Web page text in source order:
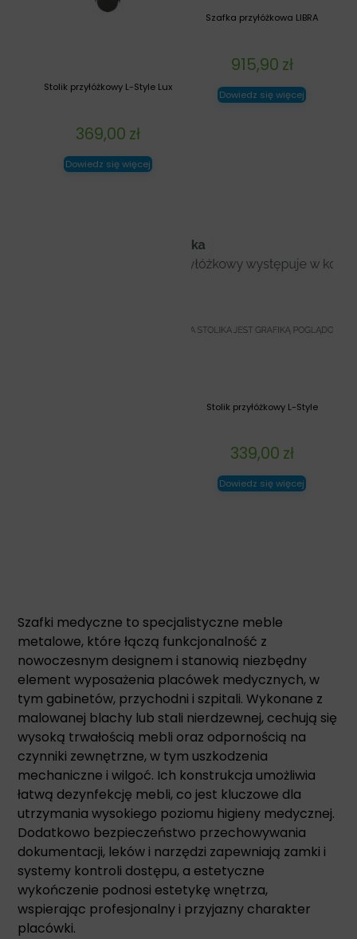
Szafka przyłóżkowa LIBRA
915,90 zł
Dowiedz się więcej
Stolik przyłóżkowy L-Style Lux
369,00 zł
Dowiedz się więcej
Stolik przyłóżkowy L-Style
339,00 zł
Dowiedz się więcej
Szafki medyczne to specjalistyczne meble
metalowe, które łączą funkcjonalność z
nowoczesnym designem i stanowią niezbędny
element wyposażenia placówek medycznych, w
tym gabinetów, przychodni i szpitali. Wykonane z
malowanej blachy lub stali nierdzewnej, cechują się
wysoką trwałością mebli oraz odpornością na
czynniki zewnętrzne, w tym uszkodzenia
mechaniczne i wilgoć. Ich konstrukcja umożliwia
łatwą dezynfekcję mebli, co jest kluczowe dla
utrzymania wysokiego poziomu higieny medycznej.
Dodatkowo bezpieczeństwo przechowywania
dokumentacji, leków i narzędzi zapewniają zamki i
systemy kontroli dostępu, a estetyczne
wykończenie podnosi estetykę wnętrza,
wspierając profesjonalny i przyjazny charakter
placówki.